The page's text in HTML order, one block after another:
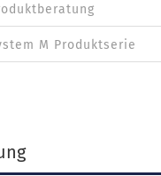
M Produktserie